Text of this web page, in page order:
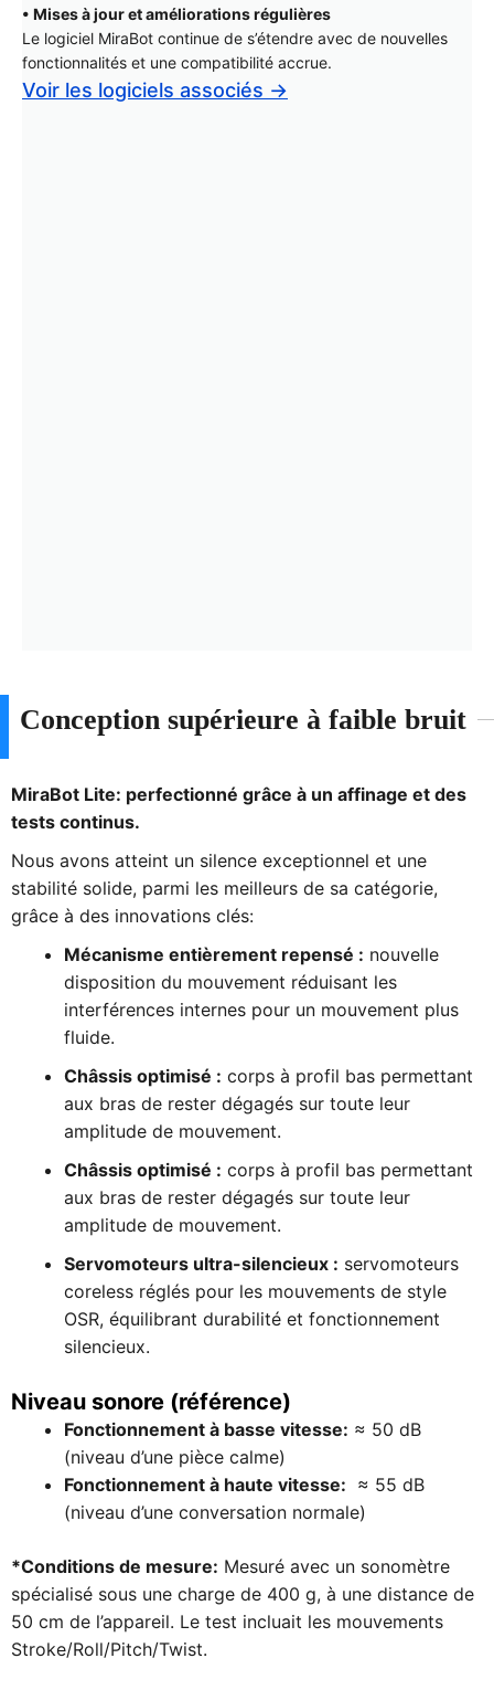
• Mises à jour et améliorations régulières
Le logiciel MiraBot continue de s’étendre avec de nouvelles
fonctionnalités et une compatibilité accrue.
Voir les logiciels associés →
Conception supérieure à faible bruit
MiraBot Lite: perfectionné grâce à un affinage et des
tests continus.
Nous avons atteint un silence exceptionnel et une
stabilité solide, parmi les meilleurs de sa catégorie,
grâce à des innovations clés:
Mécanisme entièrement repensé : nouvelle
disposition du mouvement réduisant les
interférences internes pour un mouvement plus
fluide.
Châssis optimisé : corps à profil bas permettant
aux bras de rester dégagés sur toute leur
amplitude de mouvement.
Châssis optimisé : corps à profil bas permettant
aux bras de rester dégagés sur toute leur
amplitude de mouvement.
Servomoteurs ultra-silencieux : servomoteurs
coreless réglés pour les mouvements de style
OSR, équilibrant durabilité et fonctionnement
silencieux.
Niveau sonore (référence)
Fonctionnement à basse vitesse: ≈ 50 dB
(niveau d’une pièce calme)
Fonctionnement à haute vitesse: ≈ 55 dB
(niveau d’une conversation normale)
*Conditions de mesure: Mesuré avec un sonomètre
spécialisé sous une charge de 400 g, à une distance de
50 cm de l’appareil. Le test incluait les mouvements
Stroke/Roll/Pitch/Twist.